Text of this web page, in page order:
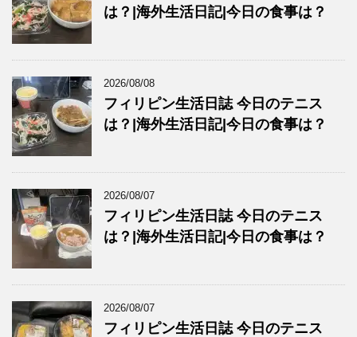
は？|海外生活日記|今日の食事は？
2026/08/08
フィリピン生活日誌 今日のテニス
は？|海外生活日記|今日の食事は？
2026/08/07
フィリピン生活日誌 今日のテニス
は？|海外生活日記|今日の食事は？
2026/08/07
フィリピン生活日誌 今日のテニス